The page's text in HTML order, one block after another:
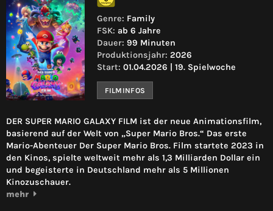
Genre: Family
FSK: ab 6 Jahre
Dauer: 99 Minuten
Produktionsjahr: 2026
Start: 01.04.2026 | 19. Spielwoche
FILMINFOS
DER SUPER MARIO GALAXY FILM ist der neue Animationsfilm,
basierend auf der Welt von „Super Mario Bros.“ Das erste
Mario-Abenteuer Der Super Mario Bros. Film startete 2023 in
den Kinos, spielte weltweit mehr als 1,3 Milliarden Dollar ein
und begeisterte in Deutschland mehr als 5 Millionen
Kinozuschauer.
mehr